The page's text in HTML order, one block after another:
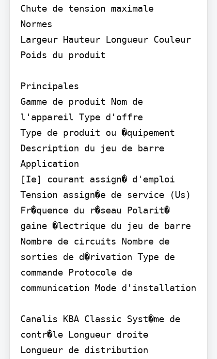
Chute de tension maximale
Normes
Largeur Hauteur Longueur Couleur
Poids du produit
Principales
Gamme de produit Nom de
l'appareil Type d'offre
Type de produit ou �quipement
Description du jeu de barre
Application
[Ie] courant assign� d'emploi
Tension assign�e de service (Us)
Fr�quence du r�seau Polarit�
gaine �lectrique du jeu de barre
Nombre de circuits Nombre de
sorties de d�rivation Type de
commande Protocole de
communication Mode d'installation
Canalis KBA Classic Syst�me de
contr�le Longueur droite
Longueur de distribution